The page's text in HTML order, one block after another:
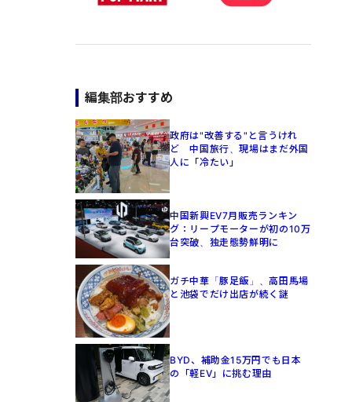
編集部おすすめ
政府は"改善する"と言うけれ
ど 中国旅行、現場はまだ外国
人に「冷たい」
中国新興EV7月販売ランキン
グ：リープモーターが初の10万
台突破、独走態勢鮮明に
ガチ中華「豚足飯」、高田馬場
と池袋でだけ出店が続く謎
BYD、補助金15万円でも日本
の「軽EV」に挑む理由